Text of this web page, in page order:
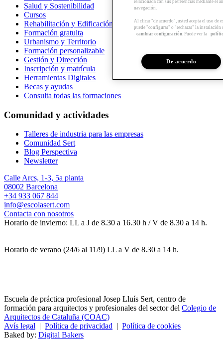
Salud y Sostenibilidad
Cursos
Rehabilitación y Edificación
Formación gratuita
Urbanismo y Territorio
Formación personalizable
Gestión y Dirección
Inscripción y matrícula
Herramientas Digitales
Becas y ayudas
Consulta todas las formaciones
Comunidad y actividades
Talleres de industria para las empresas
Comunidad Sert
Blog Perspectiva
Newsletter
Calle Arcs, 1-3, 5a planta
08002 Barcelona
+34 933 067 844
info@escolasert.com
Contacta con nosotros
Horario de invierno: LL a J de 8.30 a 16.30 h / V de 8.30 a 14 h.
Horario de verano (24/6 al 11/9) LL a V de 8.30 a 14 h.
Escuela de práctica profesional Josep Lluís Sert, centro de
formación para arquitectos y profesionales del sector del Colegio de
Arquitectos de Cataluña (COAC)
Avís legal | Política de privacidad | Política de cookies
Baked by: Digital Bakers
relacionada con sus preferencias mediante el
navegación.
Al clicar "de acuerdo", usted acepta el uso de
puede "configurar" o "rechazar" la instalación
cambiar configuración. Puede ver la
De acuerdo